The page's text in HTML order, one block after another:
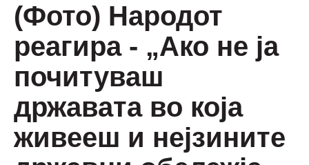
(Фото) Народот
реагира - „Ако не ја
почитуваш
државата во која
живееш и нејзините